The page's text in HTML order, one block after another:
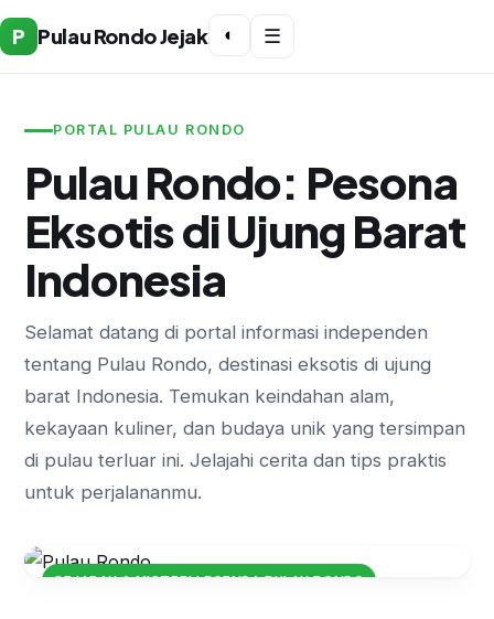
P Pulau Rondo Jejak ◐ ☰
PORTAL PULAU RONDO
Pulau Rondo: Pesona
Eksotis di Ujung Barat
Indonesia
Selamat datang di portal informasi independen
tentang Pulau Rondo, destinasi eksotis di ujung
barat Indonesia. Temukan keindahan alam,
kekayaan kuliner, dan budaya unik yang tersimpan
di pulau terluar ini. Jelajahi cerita dan tips praktis
untuk perjalananmu.
SEJARAH & MISTERI LEGENDA PULAU RONDO